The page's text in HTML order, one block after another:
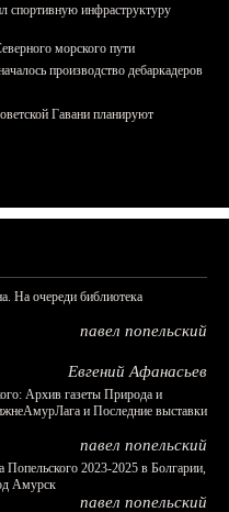
спортивную инфраструктуру
морского пути
производство дебаркадеров
Гавани планируют
На очереди библиотека
павел попельский
Евгений Афанасьев
Архив газеты Природа и
и Последние выставки
павел попельский
2023-2025 в Болгарии,
Амурск
павел попельский